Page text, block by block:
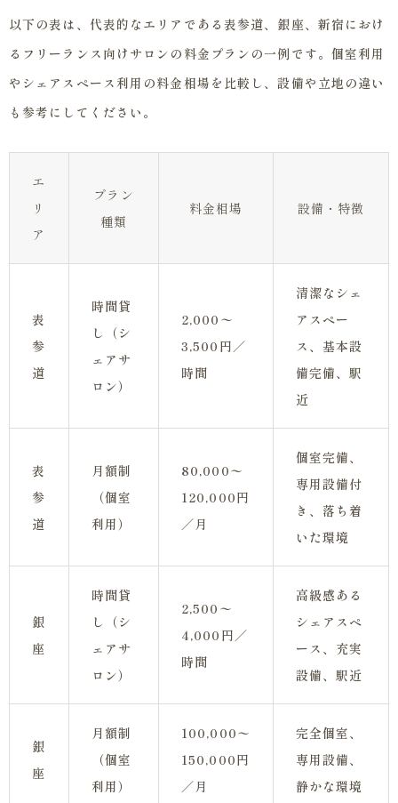
以下の表は、代表的なエリアである表参道、銀座、新宿におけ
るフリーランス向けサロンの料金プランの一例です。個室利用
やシェアスペース利用の料金相場を比較し、設備や立地の違い
も参考にしてください。
エ
リ
ア
プラン
種類
料金相場 設備・特徴
表
参
道
時間貸
し（シ
ェアサ
ロン）
2,000〜
3,500円／
時間
清潔なシェ
アスペー
ス、基本設
備完備、駅
近
表
参
道
月額制
（個室
利用）
80,000〜
120,000円
／月
個室完備、
専用設備付
き、落ち着
いた環境
銀
座
時間貸
し（シ
ェアサ
ロン）
2,500〜
4,000円／
時間
高級感ある
シェアスペ
ース、充実
設備、駅近
銀
座
月額制
（個室
利用）
100,000〜
150,000円
／月
完全個室、
専用設備、
静かな環境